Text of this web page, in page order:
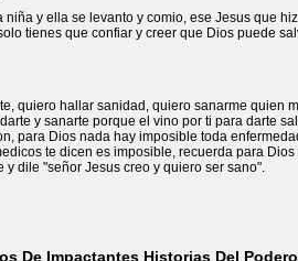
niña y ella se levanto y comio, ese Jesus que
tienes que confiar y creer que Dios puede
quiero hallar sanidad, quiero sanarme quien
y sanarte porque el vino por ti para darte
para Dios nada hay imposible toda
te dicen es imposible, recuerda para Dios
y dile "señor Jesus creo y quiero ser sano".
De Impactantes Historias Del